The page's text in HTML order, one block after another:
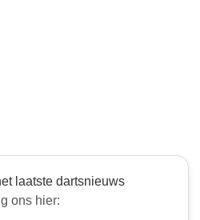
laatste dartsnieuws
ons hier: